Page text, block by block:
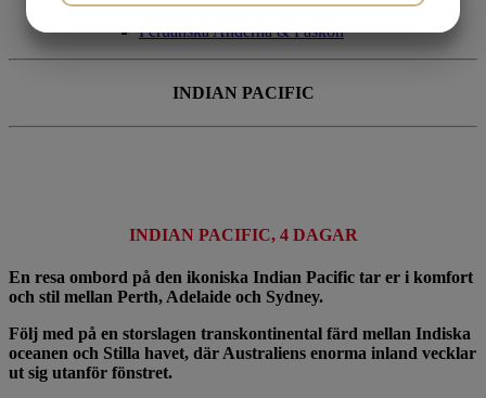
Inkafolkets Magiska Rike
Peruanska Anderna & Påskön
INDIAN PACIFIC
INDIAN PACIFIC, 4 DAGAR
En resa ombord på den ikoniska Indian Pacific tar er i komfort
och stil mellan Perth, Adelaide och Sydney.
Följ med på en storslagen transkontinental färd mellan Indiska
oceanen och Stilla havet, där Australiens enorma inland vecklar
ut sig utanför fönstret.